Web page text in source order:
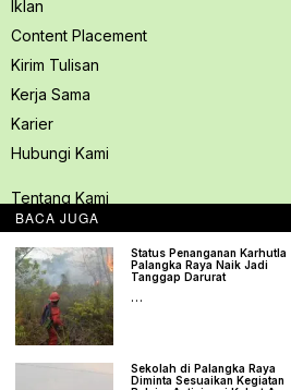
Iklan
Content Placement
Kirim Tulisan
Kerja Sama
Karier
Hubungi Kami
Tentang Kami
Redaksi PerspektifSpace
Kode Etik Jurnalistik
Pedoman Media Siber
Kebijakan Privasi
Pedoman Ramah Anak
BACA JUGA
Status Penanganan Karhutla
Palangka Raya Naik Jadi
Tanggap Darurat
…
Sekolah di Palangka Raya
Diminta Sesuaikan Kegiatan